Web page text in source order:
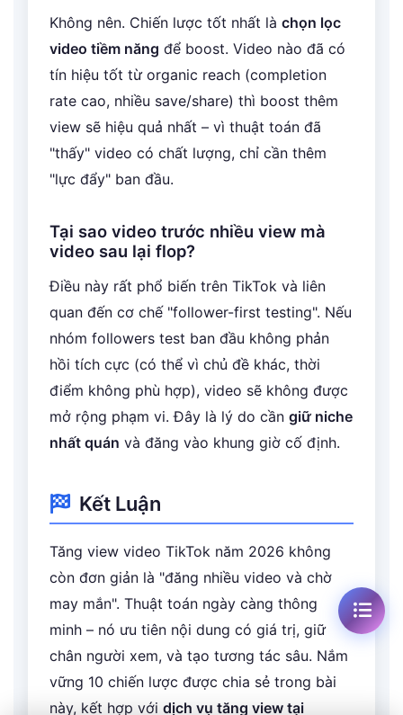
Không nên. Chiến lược tốt nhất là chọn lọc
video tiềm năng để boost. Video nào đã có
tín hiệu tốt từ organic reach (completion
rate cao, nhiều save/share) thì boost thêm
view sẽ hiệu quả nhất – vì thuật toán đã
"thấy" video có chất lượng, chỉ cần thêm
"lực đẩy" ban đầu.
Tại sao video trước nhiều view mà
video sau lại flop?
Điều này rất phổ biến trên TikTok và liên
quan đến cơ chế "follower-first testing". Nếu
nhóm followers test ban đầu không phản
hồi tích cực (có thể vì chủ đề khác, thời
điểm không phù hợp), video sẽ không được
mở rộng phạm vi. Đây là lý do cần giữ niche
nhất quán và đăng vào khung giờ cố định.
Kết Luận
Tăng view video TikTok năm 2026 không
còn đơn giản là "đăng nhiều video và chờ
may mắn". Thuật toán ngày càng thông
minh – nó ưu tiên nội dung có giá trị, giữ
chân người xem, và tạo tương tác sâu. Nắm
vững 10 chiến lược được chia sẻ trong bài
này, kết hợp với dịch vụ tăng view tại